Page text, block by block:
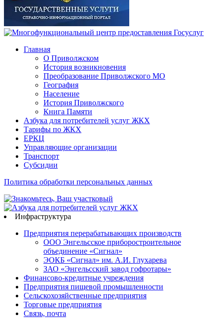
Главная
О Приволжском
История возникновения
Преобразование Приволжского МО
География
Население
История Приволжского
Книга Памяти
Азбука для потребителей услуг ЖКХ
Тарифы по ЖКХ
ЕРКЦ
Управляющие организации
Транспорт
Субсидии
Политика обработки персональных данных
Инфраструктура
Предприятия перерабатывающих производств
ООО Энгельсское приборостроительное
объединение «Сигнал»
ЭОКБ «Сигнал» им. А.И. Глухарева
ЗАО «Энгельсский завод гофротары»
Финансово-кредитные учреждения
Предприятия пищевой промышленности
Сельскохозяйственные предприятия
Торговые предприятия
Связь, почта